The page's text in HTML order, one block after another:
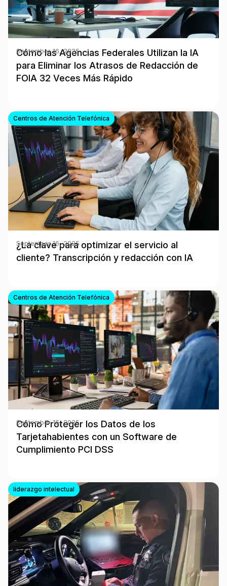
Cómo las Agencias Federales Utilizan la IA
para Eliminar los Atrasos de Redacción de
FOIA 32 Veces Más Rápido
September 16, 2025
Centros de Atención Telefónica
¿La clave para optimizar el servicio al
cliente? Transcripción y redacción con IA
September 16, 2025
Centros de Atención Telefónica
Cómo Proteger los Datos de los
Tarjetahabientes con un Software de
Cumplimiento PCI DSS
September 16, 2025
liderazgo intelectual